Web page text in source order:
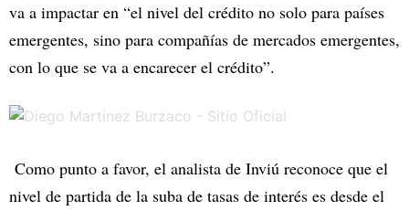
va a impactar en “el nivel del crédito no solo para países
emergentes, sino para compañías de mercados emergentes,
con lo que se va a encarecer el crédito”.
Como punto a favor, el analista de Inviú reconoce que el
nivel de partida de la suba de tasas de interés es desde el